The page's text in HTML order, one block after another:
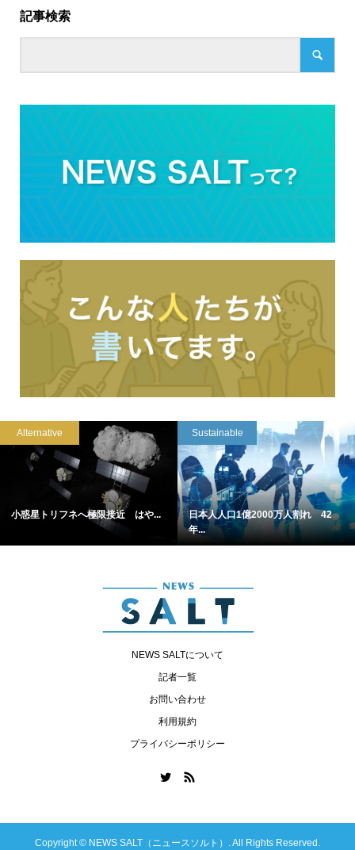
記事検索
Alternative
小惑星トリフネへ極限接近 はや...
Sustainable
日本人人口1億2000万人割れ 42
年...
NEWS SALTについて
記者一覧
お問い合わせ
利用規約
プライバシーポリシー
Copyright © NEWS SALT（ニュースソルト）. All Rights Reserved.